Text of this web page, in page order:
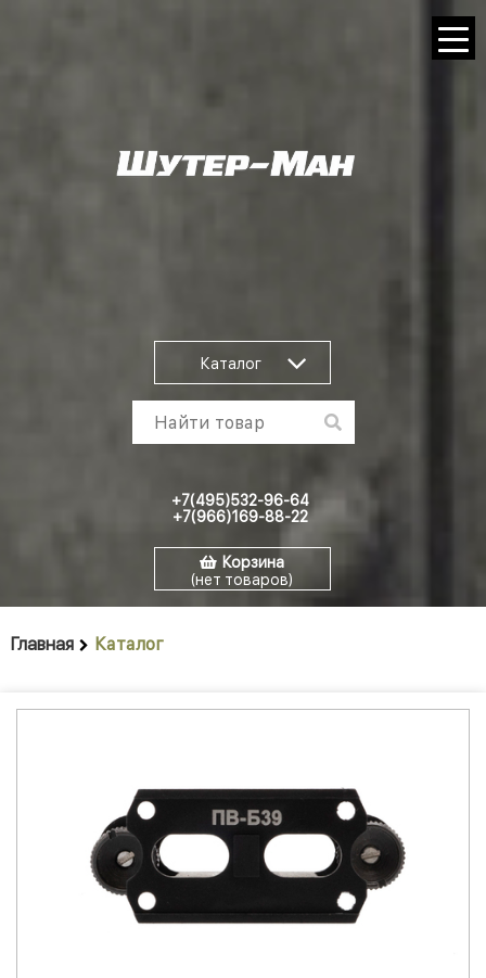
Каталог
+7(495)532-96-64
+7(966)169-88-22
Корзина
(нет товаров)
Главная Каталог